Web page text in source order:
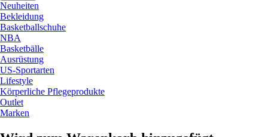
Neuheiten
Bekleidung
Basketballschuhe
NBA
Basketbälle
Ausrüstung
US-Sportarten
Lifestyle
Körperliche Pflegeprodukte
Outlet
Marken